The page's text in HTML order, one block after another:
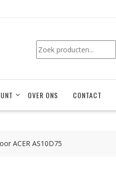
Zoeken
OVER ONS CONTACT
ACER AS10D75